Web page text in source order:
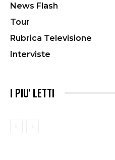
News Flash
Tour
Rubrica Televisione
Interviste
I PIU' LETTI